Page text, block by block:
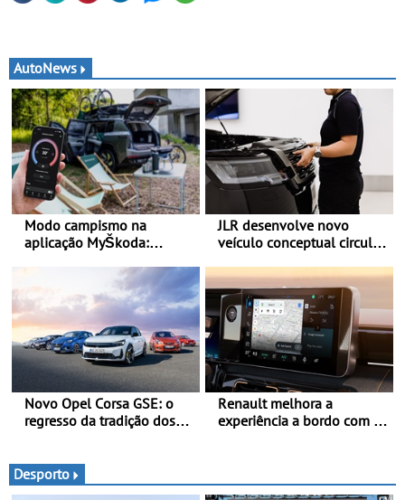
AutoNews
Modo campismo na
aplicação MyŠkoda:
veículos elétricos
JLR desenvolve novo
veículo conceptual circular
carbono - O projeto é
designado como
Cornerstone
Novo Opel Corsa GSE: o
regresso da tradição dos
(281 cv), 345 Nm, 0 aos
100 km/h em 5,5 segundos
Renault melhora a
experiência a bordo com o
link
Desporto